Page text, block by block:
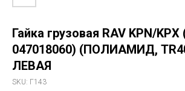
Гайка грузовая RAV KPN/KPX
047018060) (ПОЛИАМИД,
ЛЕВАЯ
SKU: Г143